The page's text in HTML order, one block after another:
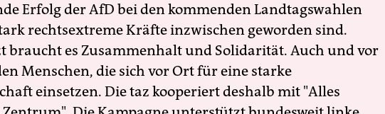
Erfolg der AfD bei den kommenden Landtagswahlen
rechtsextreme Kräfte inzwischen geworden sind.
braucht es Zusammenhalt und Solidarität. Auch und vor
Menschen, die sich vor Ort für eine starke
einsetzen. Die taz kooperiert deshalb mit "Alles